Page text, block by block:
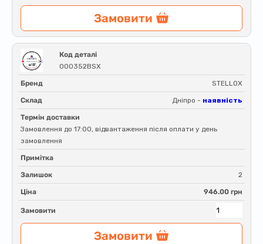
Замовити
Код деталі
000352BSX
Бренд STELLOX
Склад Дніпро - наявність
Термін доставки
Замовлення до 17:00, відвантаження після оплати у день
замовлення
Примітка
Залишок 2
Ціна 946.00 грн
Замовити
Замовити